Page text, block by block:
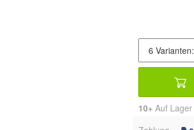
10+ Auf Lager